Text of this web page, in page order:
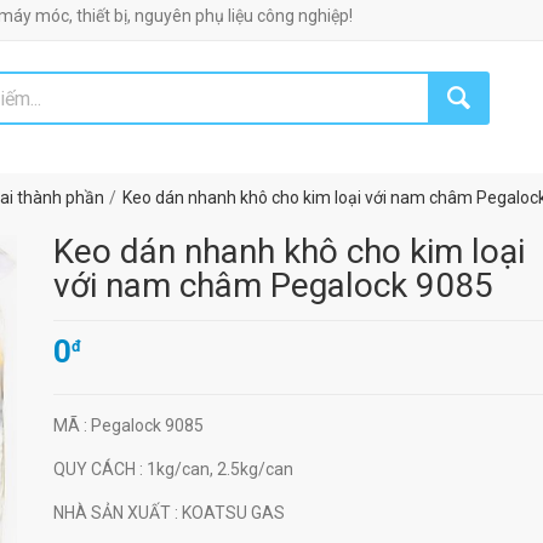
thiết bị, nguyên phụ liệu công nghiệp!
thành phần Keo dán nhanh khô cho kim loại với nam châm
Keo dán nhanh khô cho kim loại
với nam châm Pegalock 9085
0đ
MÃ : Pegalock 9085
QUY CÁCH : 1kg/can, 2.5kg/can
NHÀ SẢN XUẤT : KOATSU GAS